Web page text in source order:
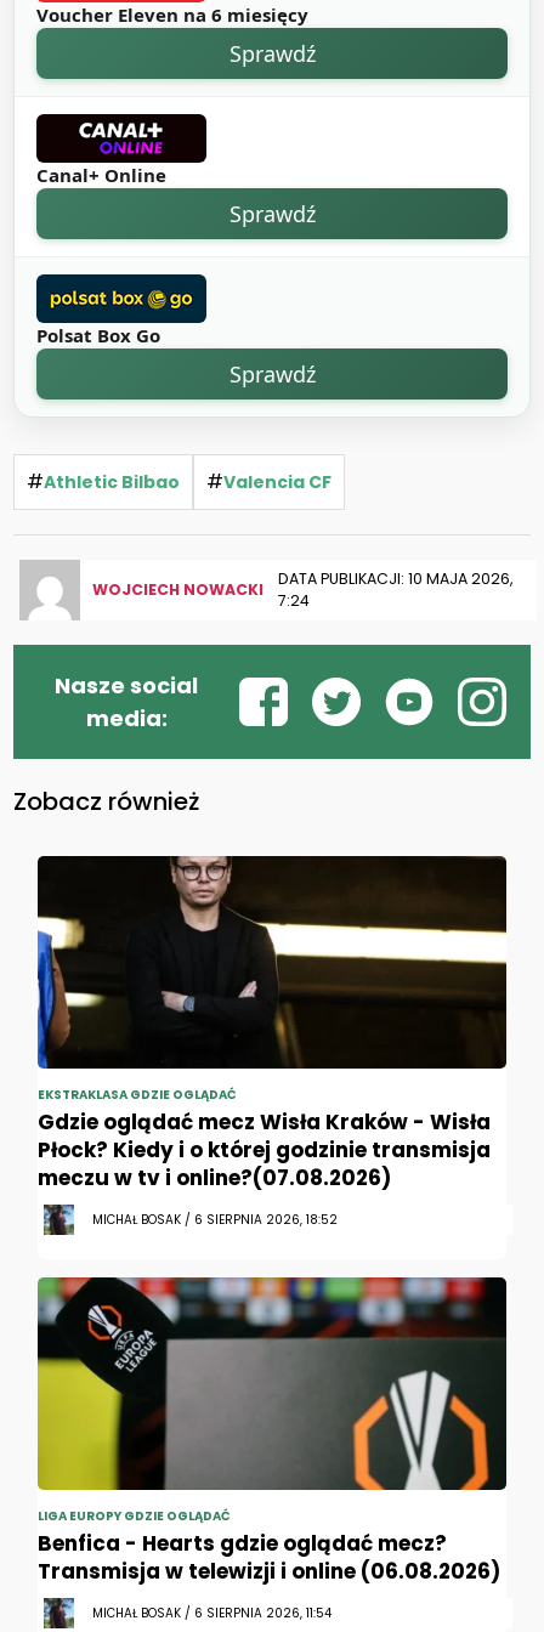
Voucher Eleven na 6 miesięcy
Sprawdź
Canal+ Online
Sprawdź
Polsat Box Go
Sprawdź
#Athletic Bilbao #Valencia CF
WOJCIECH NOWACKI
DATA PUBLIKACJI: 10 MAJA 2026,
7:24
Nasze social
media:
Zobacz również
EKSTRAKLASA GDZIE OGLĄDAĆ
Gdzie oglądać mecz Wisła Kraków - Wisła
Płock? Kiedy i o której godzinie transmisja
meczu w tv i online?(07.08.2026)
MICHAŁ BOSAK / 6 SIERPNIA 2026, 18:52
LIGA EUROPY GDZIE OGLĄDAĆ
Benfica - Hearts gdzie oglądać mecz?
Transmisja w telewizji i online (06.08.2026)
MICHAŁ BOSAK / 6 SIERPNIA 2026, 11:54